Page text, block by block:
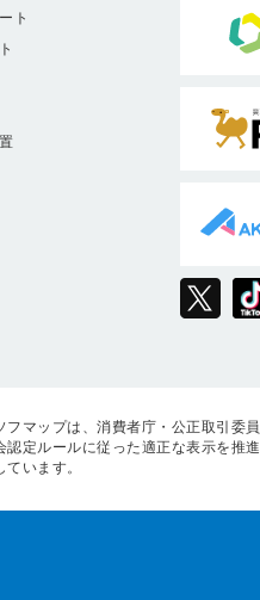
ト
フマップは、消費者庁・公正取引委員
認定ルールに従った適正な表示を推進
ています。